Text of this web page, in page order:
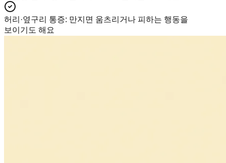
허리·옆구리 통증: 만지면 움츠리거나 피하는 행동을
보이기도 해요